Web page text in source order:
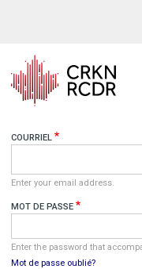
principal
COURRIEL
Enter your email address.
MOT DE PASSE
Enter the password that
Mot de passe oublié?